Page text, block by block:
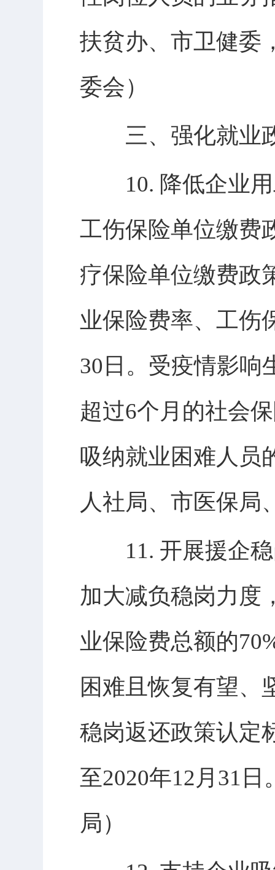
扶贫办、市卫健委
委会）
三、强化就业
10. 降低企业用
工伤保险单位缴费
疗保险单位缴费政
业保险费率、工伤
30日。受疫情影响
超过6个月的社会
吸纳就业困难人员
人社局、市医保局
11. 开展援企稳
加大减负稳岗力度
业保险费总额的
困难且恢复有望、
稳岗返还政策认定
至2020年12月31
局）